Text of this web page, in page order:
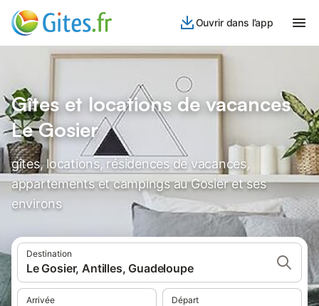
Ouvrir dans l’app
Gîtes et locations de vacances
Le Gosier
gîtes, locations, résidences de vacances,
appartements et campings au Gosier et ses
environs
Destination
Le Gosier, Antilles, Guadeloupe
Arrivée Départ